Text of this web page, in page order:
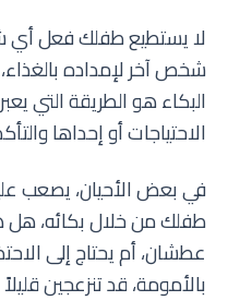
لا يستطيع طفلك فعل
شخص آخر لإمداده
البكاء هو الطريقة التي
الاحتياجات أو إحداها
في بعض الأحيان، يصعب
طفلك من خلال بكائه، هل
عطشان، أم يحتاج إلى
بالأمومة، قد تنزعجين